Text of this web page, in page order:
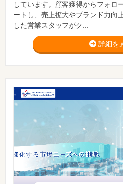
しています。顧客獲得からフォロ
ートし、売上拡大やブランド力向
した営業スタッフがク...
詳細を